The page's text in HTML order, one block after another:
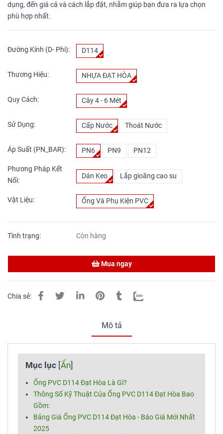
dụng, đến giá cả và cách lắp đặt, nhằm giúp bạn đưa ra lựa chọn
phù hợp nhất.
Đường Kính (D- Phi): D114
Thương Hiệu: NHỰA ĐẠT HÒA
Quy Cách: Cây 4 - 6 Mét
Sử Dụng: Cấp Nước Thoát Nước
Áp Suất (PN_BAR): PN6 PN9 PN12
Phương Pháp Kết
Nối:
Dán Keo Lắp gioăng cao su
Vật Liệu: Ống Và Phụ Kiện PVC
Tình trạng: Còn hàng
Mua ngay
Chia sẻ:
Mô tả
Mục lục [Ẩn]
Ống PVC D114 Đạt Hòa Là Gì?
Thông Số Kỹ Thuật Của Ống PVC D114 Đạt Hòa Bao
Gồm:
Bảng Giá Ống PVC D114 Đạt Hòa - Báo Giá Mới Nhất
2025